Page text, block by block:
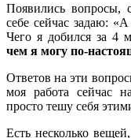
Появились вопросы,
себе сейчас задаю:
Чего я добился за 4
чем я могу по-
Ответов на эти
моя работа сейчас
просто тешу себя
Есть несколько